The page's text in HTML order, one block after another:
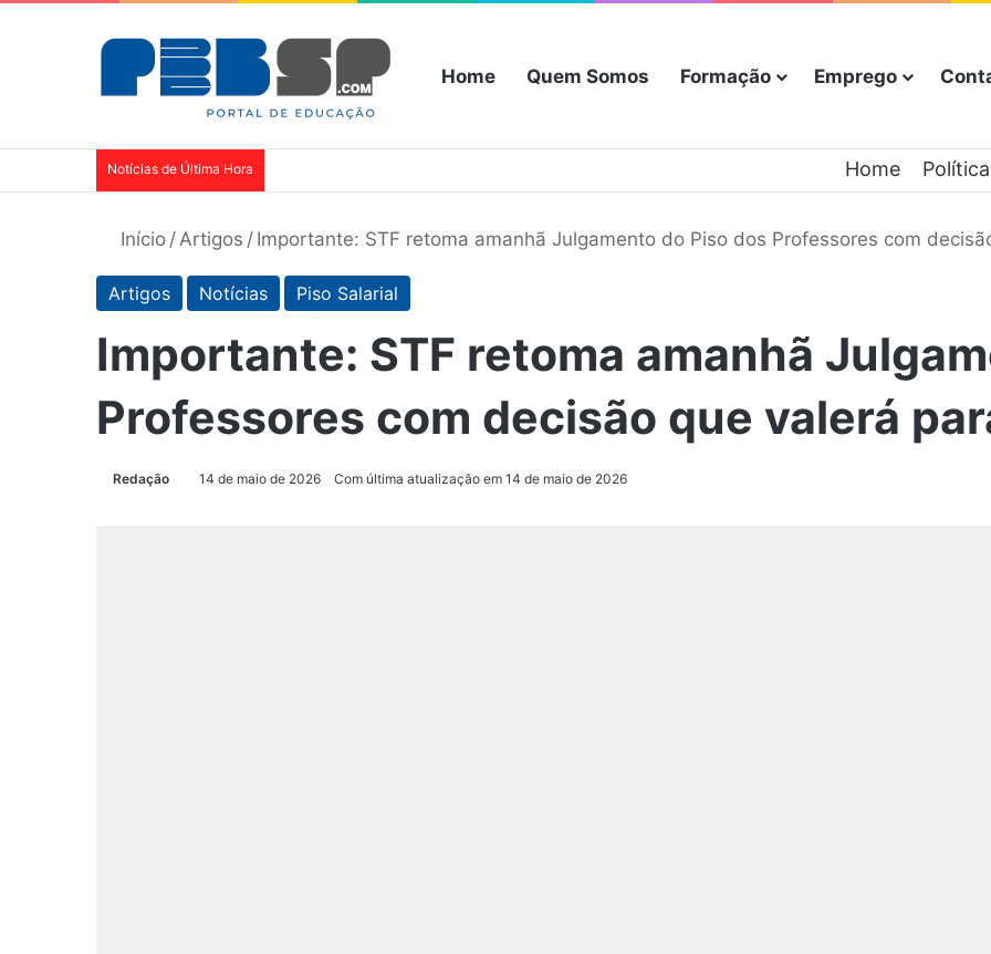
Home Quem Somos Formação Emprego
Notícias de Última Hora Home
Início /Artigos / Importante: STF retoma amanhã Julgamento do Piso dos Professores com
Artigos Notícias Piso Salarial
Importante: STF retoma amanhã
Professores com decisão que valerá
Redação 14 de maio de 2026 Com última atualização em 14 de maio de 2026